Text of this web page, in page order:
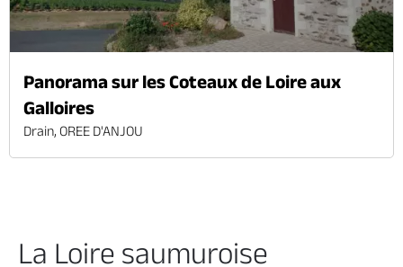
Panorama sur les Coteaux de Loire aux
Galloires
Drain, OREE D'ANJOU
La Loire saumuroise